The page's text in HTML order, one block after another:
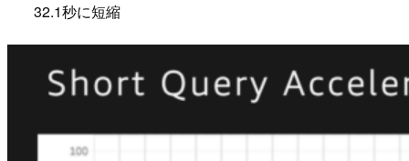
32.1秒に短縮